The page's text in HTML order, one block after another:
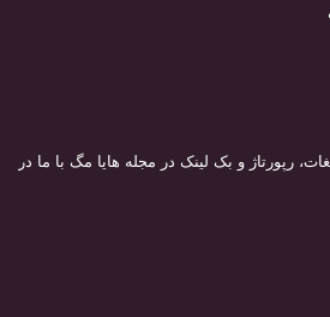
رپورتاژ و بک لینک در مجله هایا مگ با ما در